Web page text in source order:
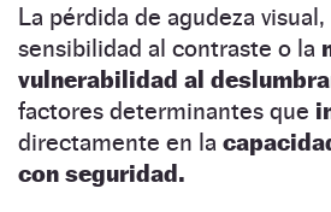
La pérdida de agudeza
sensibilidad al contraste o la
vulnerabilidad al
factores determinantes que
directamente en la
con seguridad.